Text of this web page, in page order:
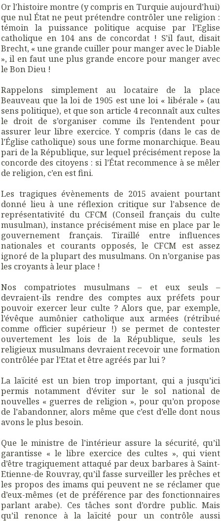
Or l’histoire montre (y compris en Turquie aujourd’hui)
que nul État ne peut prétendre contrôler une religion :
témoin la puissance politique acquise par l’Eglise
catholique en 104 ans de concordat ! S’il faut, disait
Brecht, « une grande cuiller pour manger avec le Diable
», il en faut une plus grande encore pour manger avec
le Bon Dieu !
Rappelons simplement au locataire de la place
Beauveau que la loi de 1905 est une loi « libérale » (au
sens politique), et que son article 4 reconnaît aux cultes
le droit de s’organiser comme ils l’entendent pour
assurer leur libre exercice. Y compris (dans le cas de
l’Église catholique) sous une forme monarchique. Beau
pari de la République, sur lequel précisément repose la
concorde des citoyens : si l’État recommence à se mêler
de religion, c’en est fini.
Les tragiques évènements de 2015 avaient pourtant
donné lieu à une réflexion critique sur l’absence de
représentativité du CFCM (Conseil français du culte
musulman), instance précisément mise en place par le
gouvernement français. Tiraillé entre influences
nationales et courants opposés, le CFCM est assez
ignoré de la plupart des musulmans. On n’organise pas
les croyants à leur place !
Nos compatriotes musulmans – et eux seuls –
devraient-ils rendre des comptes aux préfets pour
pouvoir exercer leur culte ? Alors que, par exemple,
l’évêque aumônier catholique aux armées (rétribué
comme officier supérieur !) se permet de contester
ouvertement les lois de la République, seuls les
religieux musulmans devraient recevoir une formation
contrôlée par l’Etat et être agréés par lui ?
La laïcité est un bien trop important, qui a jusqu’ici
permis notamment d’éviter sur le sol national de
nouvelles « guerres de religion », pour qu’on propose
de l’abandonner, alors même que c’est d’elle dont nous
avons le plus besoin.
Que le ministre de l’intérieur assure la sécurité, qu’il
garantisse « le libre exercice des cultes », qui vient
d’être tragiquement attaqué par deux barbares à Saint-
Etienne-de Rouvray, qu’il fasse surveiller les prêches et
les propos des imams qui peuvent ne se réclamer que
d’eux-mêmes (et de préférence par des fonctionnaires
parlant arabe). Ces tâches sont d’ordre public. Mais
qu’il renonce à la laïcité pour un contrôle aussi